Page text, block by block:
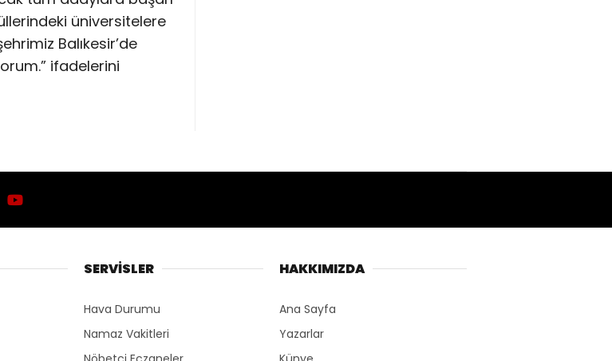
üniversitelere
Balıkesir’de
ifadelerini
SERVİSLER
Hava Durumu
Namaz Vakitleri
HAKKIMIZDA
Ana Sayfa
Yazarlar